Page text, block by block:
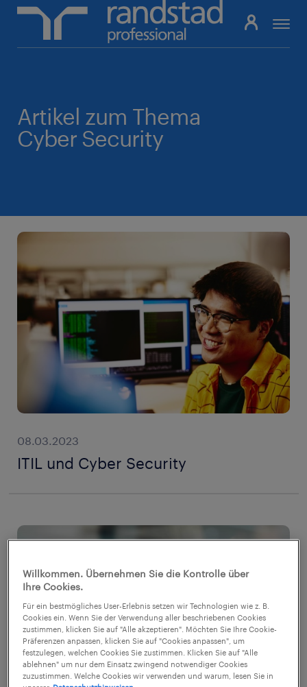
Artikel zum Thema
Cyber Security
08.03.2023
ITIL und Cyber Security
Willkommen. Übernehmen Sie die Kontrolle über
Ihre Cookies.
Für ein bestmögliches User-Erlebnis setzen wir Technologien wie z. B.
Cookies ein. Wenn Sie der Verwendung aller beschriebenen Cookies
zustimmen, klicken Sie auf "Alle akzeptieren". Möchten Sie Ihre Cookie-
Präferenzen anpassen, klicken Sie auf "Cookies anpassen", um
festzulegen, welchen Cookies Sie zustimmen. Klicken Sie auf "Alle
ablehnen" um nur dem Einsatz zwingend notwendiger Cookies
zuzustimmen. Welche Cookies wir verwenden und warum, lesen Sie in